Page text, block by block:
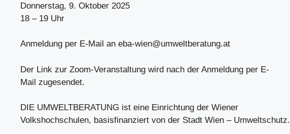
Donnerstag, 9. Oktober 2025
18 – 19 Uhr
Anmeldung per E-Mail an eba-wien@umweltberatung.at
Der Link zur Zoom-Veranstaltung wird nach der Anmeldung per E-
Mail zugesendet.
DIE UMWELTBERATUNG ist eine Einrichtung der Wiener
Volkshochschulen, basisfinanziert von der Stadt Wien – Umweltschutz.